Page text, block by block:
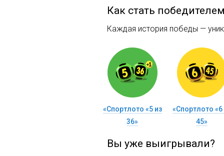
Как стать
Каждая история победы —
«Спортлото «5 из
36»
«Спортлото «6
45»
Вы уже выигрывали?